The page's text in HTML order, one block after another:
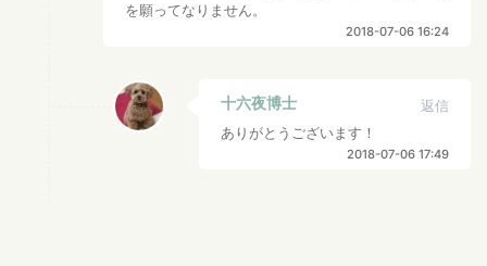
を願ってなりません。
2018-07-06 16:24
十六夜博士
返信
ありがとうございます！
2018-07-06 17:49